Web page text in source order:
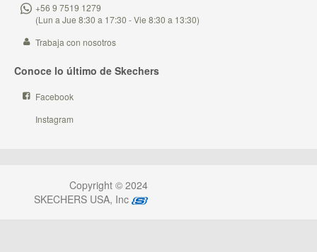
+56 9 7519 1279
(Lun a Jue 8:30 a 17:30 - Vie 8:30 a 13:30)
Trabaja con nosotros
Conoce lo último de Skechers
Facebook
Instagram
Copyright © 2024
SKECHERS USA, Inc